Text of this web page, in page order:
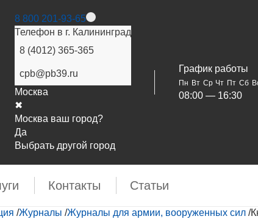
8 800 201-93-65
Телефон в г. Калининград
8 (4012) 365-365
cpb@pb39.ru
Москва
✖
Москва ваш город?
Да
Выбрать другой город
График работы
Пн Вт Ср Чт Пт Сб
08:00 — 16:30
Контакты Cтатьи
/Журналы /Журналы для армии, вооруженных сил /